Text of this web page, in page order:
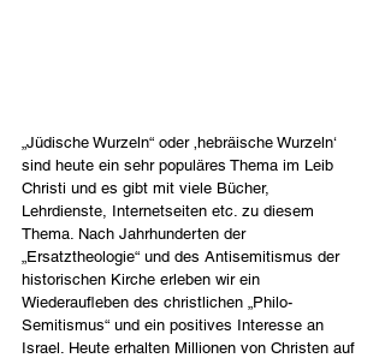
„Jüdische Wurzeln“ oder ‚hebräische Wurzeln‘
sind heute ein sehr populäres Thema im Leib
Christi und es gibt mit viele Bücher,
Lehrdienste, Internetseiten etc. zu diesem
Thema. Nach Jahrhunderten der
„Ersatztheologie“ und des Antisemitismus der
historischen Kirche erleben wir ein
Wiederaufleben des christlichen „Philo-
Semitismus“ und ein positives Interesse an
Israel. Heute erhalten Millionen von Christen auf